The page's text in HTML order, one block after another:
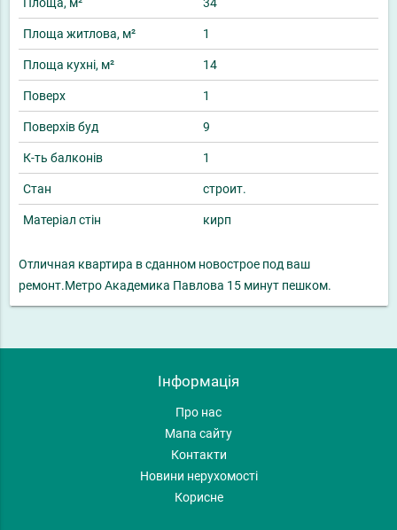
Площа, м² 34
Площа житлова, м² 1
Площа кухні, м² 14
Поверх 1
Поверхів буд 9
К-ть балконів 1
Стан строит.
Матеріал стін кирп
Отличная квартира в сданном новострое под ваш
ремонт.Метро Академика Павлова 15 минут пешком.
Інформація
Про нас
Мапа сайту
Контакти
Новини нерухомості
Корисне